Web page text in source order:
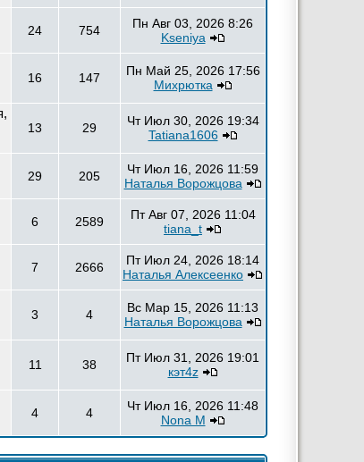
24 754
Пн Авг 03, 2026 8:26
Kseniya
16 147
Пн Май 25, 2026 17:56
Михрютка
13 29
Чт Июл 30, 2026 19:34
Tatiana1606
29 205
Чт Июл 16, 2026 11:59
Наталья Ворожцова
6 2589
Пт Авг 07, 2026 11:04
tiana_t
7 2666
Пт Июл 24, 2026 18:14
Наталья Алексеенко
3 4
Вс Мар 15, 2026 11:13
Наталья Ворожцова
11 38
Пт Июл 31, 2026 19:01
кэт4z
4 4
Чт Июл 16, 2026 11:48
Nona M